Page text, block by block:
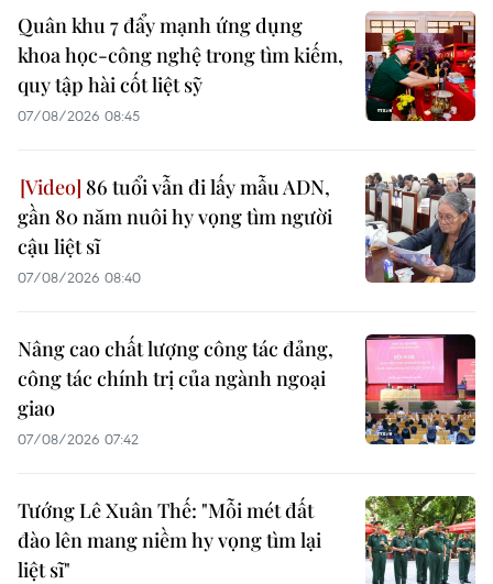
Quân khu 7 đẩy mạnh ứng dụng
khoa học-công nghệ trong tìm kiếm,
quy tập hài cốt liệt sỹ
07/08/2026 08:45
86 tuổi vẫn đi lấy mẫu ADN,
gần 80 năm nuôi hy vọng tìm người
cậu liệt sĩ
07/08/2026 08:40
Nâng cao chất lượng công tác đảng,
công tác chính trị của ngành ngoại
giao
07/08/2026 07:42
Tướng Lê Xuân Thế: "Mỗi mét đất
đào lên mang niềm hy vọng tìm lại
liệt sĩ"